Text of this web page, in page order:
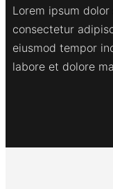
Lorem ipsum
consectetur
eiusmod tempor
labore et dolore